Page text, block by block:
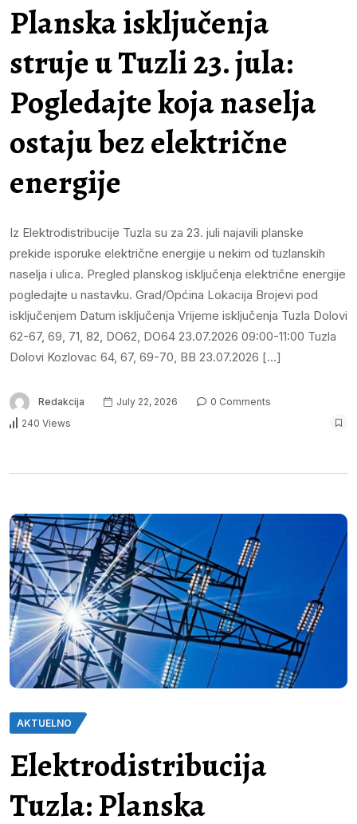
Planska isključenja
struje u Tuzli 23. jula:
Pogledajte koja naselja
ostaju bez električne
energije
Iz Elektrodistribucije Tuzla su za 23. juli najavili planske
prekide isporuke električne energije u nekim od tuzlanskih
naselja i ulica. Pregled planskog isključenja električne energije
pogledajte u nastavku. Grad/Općina Lokacija Brojevi pod
isključenjem Datum isključenja Vrijeme isključenja Tuzla Dolovi
62-67, 69, 71, 82, DO62, DO64 23.07.2026 09:00-11:00 Tuzla
Dolovi Kozlovac 64, 67, 69-70, BB 23.07.2026 […]
Redakcija July 22, 2026
0 Comments
240 Views
AKTUELNO
Elektrodistribucija
Tuzla: Planska